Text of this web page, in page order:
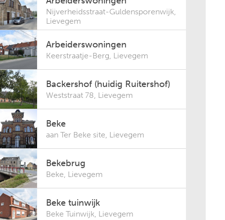
Nijverheidsstraat-Guldensporenwijk
Lievegem
Arbeiderswoningen
Keerstraatje-Berg, Lievegem
Backershof (huidig Ruitershof)
Weststraat 78, Lievegem
Beke
aan Ter Beke site, Lievegem
Bekebrug
Beke, Lievegem
Beke tuinwijk
Beke Tuinwijk, Lievegem